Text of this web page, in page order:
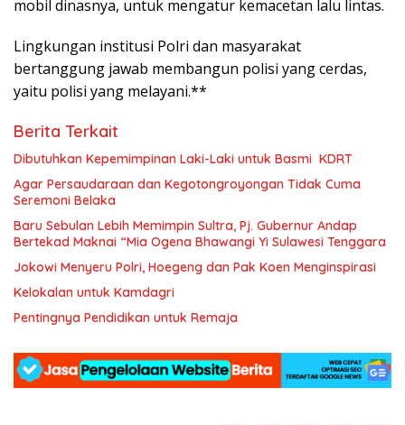
mobil dinasnya, untuk mengatur kemacetan lalu lintas.
Lingkungan institusi Polri dan masyarakat
bertanggung jawab membangun polisi yang cerdas,
yaitu polisi yang melayani.**
Berita Terkait
Dibutuhkan Kepemimpinan Laki-Laki untuk Basmi KDRT
Agar Persaudaraan dan Kegotongroyongan Tidak Cuma
Seremoni Belaka
Baru Sebulan Lebih Memimpin Sultra, Pj. Gubernur Andap
Bertekad Maknai “Mia Ogena Bhawangi Yi Sulawesi Tenggara
Jokowi Menyeru Polri, Hoegeng dan Pak Koen Menginspirasi
Kelokalan untuk Kamdagri
Pentingnya Pendidikan untuk Remaja